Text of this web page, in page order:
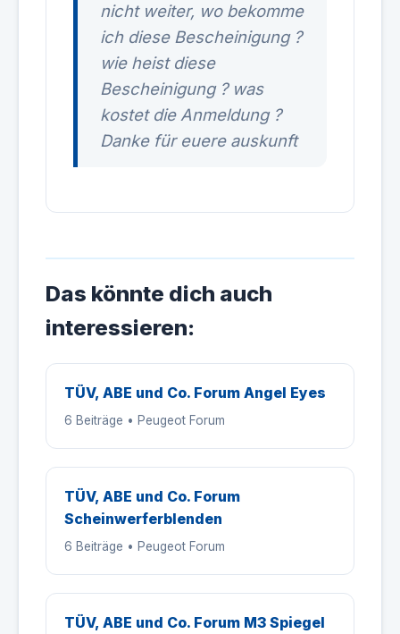
nicht weiter, wo bekomme
ich diese Bescheinigung ?
wie heist diese
Bescheinigung ? was
kostet die Anmeldung ?
Danke für euere auskunft
Das könnte dich auch
interessieren:
TÜV, ABE und Co. Forum Angel Eyes
6 Beiträge • Peugeot Forum
TÜV, ABE und Co. Forum
Scheinwerferblenden
6 Beiträge • Peugeot Forum
TÜV, ABE und Co. Forum M3 Spiegel